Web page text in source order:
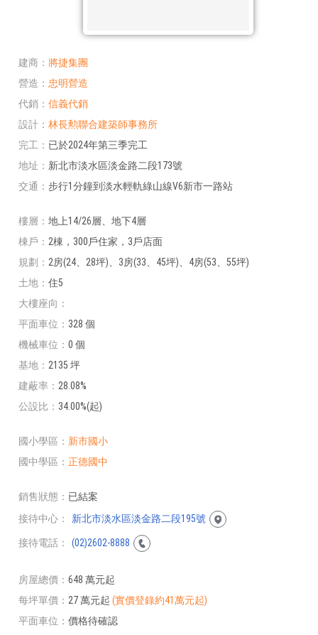
建商
將捷集團
營造
忠明營造
代銷
信義代銷
設計
林長勲聯合建築師事務所
完工
已於2024年第三季完工
地址
新北市淡水區淡金路二段173號
交通
步行1分鐘到淡水輕軌綠山線V6新市一路站
樓層
地上14/26層、地下4層
棟戶
2棟，300戶住家，3戶店面
規劃
2房(24、28坪)、3房(33、45坪)、4房(53、55坪)
土地
住5
大樓座向
平面車位
328 個
機械車位
0 個
基地
2135 坪
建蔽率
28.08%
公設比
34.00%(起)
國小學區
新市國小
國中學區
正德國中
銷售狀態
已結案
接待中心
新北市淡水區淡金路二段195號
接待電話 (02)2602-8888
房屋總價
648 萬元起
每坪單價
27 萬元起(實價登錄約41萬元起)
平面車位
價格待確認